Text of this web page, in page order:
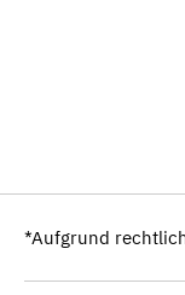
*Aufgrund